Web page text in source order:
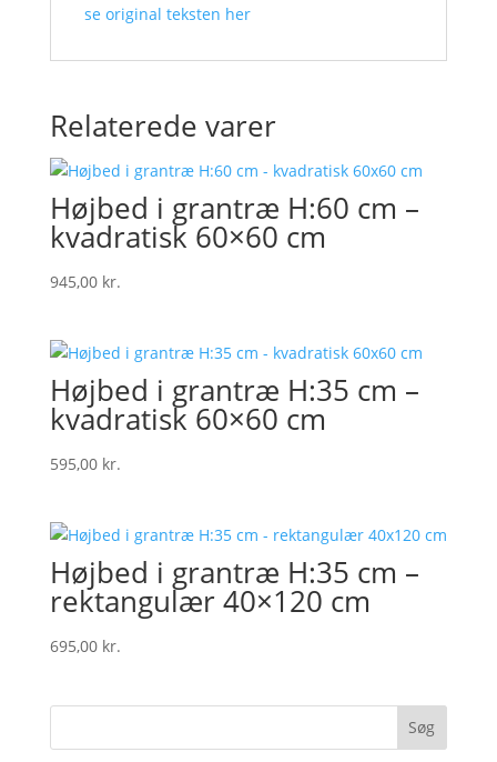
se original teksten her
Relaterede varer
Højbed i grantræ H:60 cm –
kvadratisk 60×60 cm
945,00 kr.
Højbed i grantræ H:35 cm –
kvadratisk 60×60 cm
595,00 kr.
Højbed i grantræ H:35 cm –
rektangulær 40×120 cm
695,00 kr.
Søg